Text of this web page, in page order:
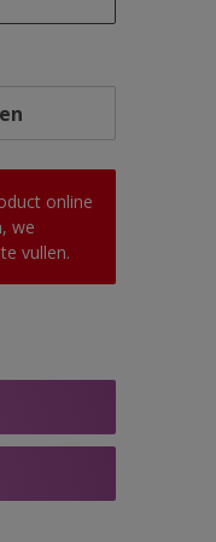
online
we
vullen.